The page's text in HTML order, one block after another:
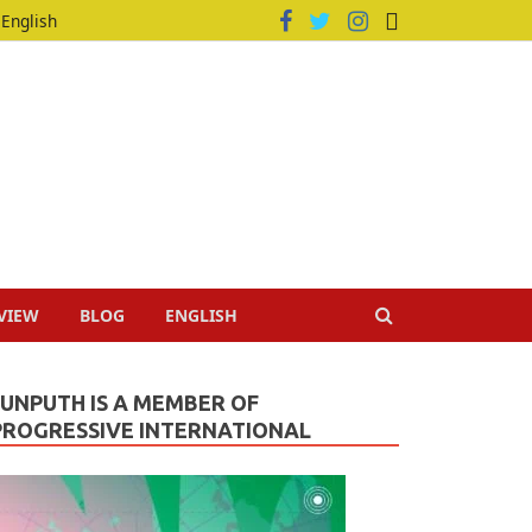
English
BLOG ENGLISH
IS A MEMBER OF
INTERNATIONAL